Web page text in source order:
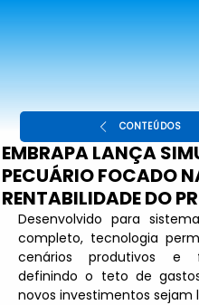
EMBRAPA LANÇA
PECUÁRIO FOCADO
RENTABILIDADE DO
Desenvolvido para
completo, tecnologia
cenários produtivos e
definindo o teto de
novos investimentos sejam
CONTEÚDOS